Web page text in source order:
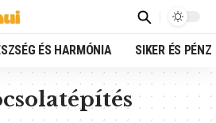
ÉS HARMÓNIA SIKER ÉS PÉNZ